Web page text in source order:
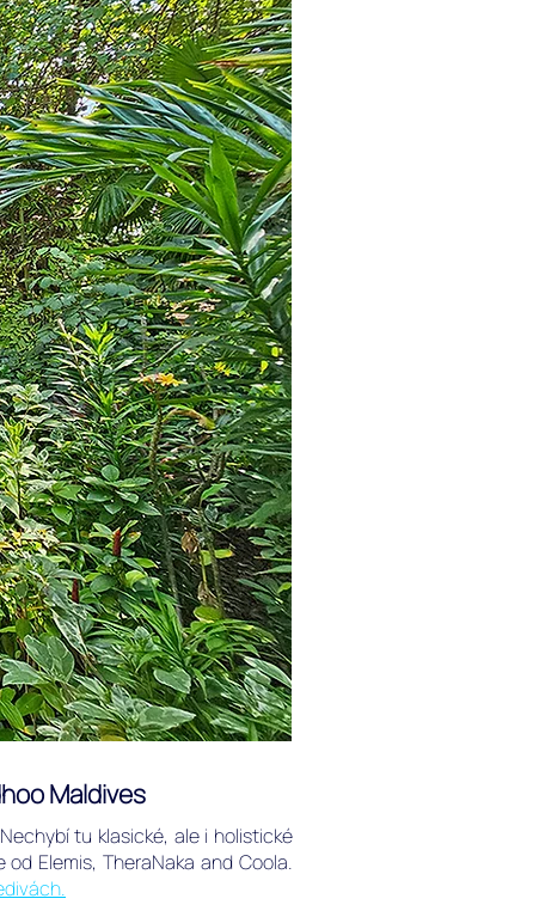
Maldives
tu klasické, ale i holistické
Elemis, TheraNaka and Coola.